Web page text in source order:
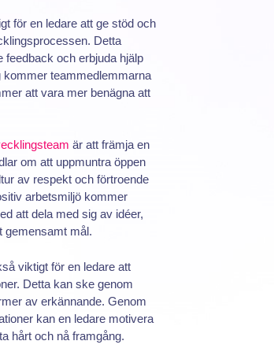
för en ledare att ge stöd och
Detta
feedback och erbjuda hjälp
kommer teammedlemmarna
att vara mer benägna att
är att främja en
om att uppmuntra öppen
av respekt och förtroende
arbetsmiljö kommer
att dela med sig av idéer,
gemensamt mål.
viktigt för en ledare att
Detta kan ske genom
av erkännande. Genom
kan en ledare motivera
hårt och nå framgång.